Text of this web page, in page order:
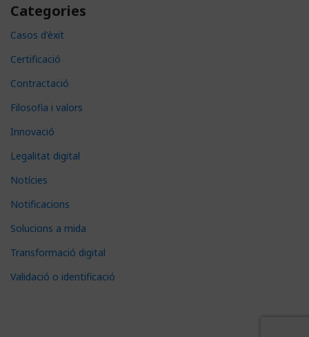
Categories
Casos d'èxit
Certificació
Contractació
Filosofia i valors
Innovació
Legalitat digital
Notícies
Notificacions
Solucions a mida
Transformació digital
Validació o identificació